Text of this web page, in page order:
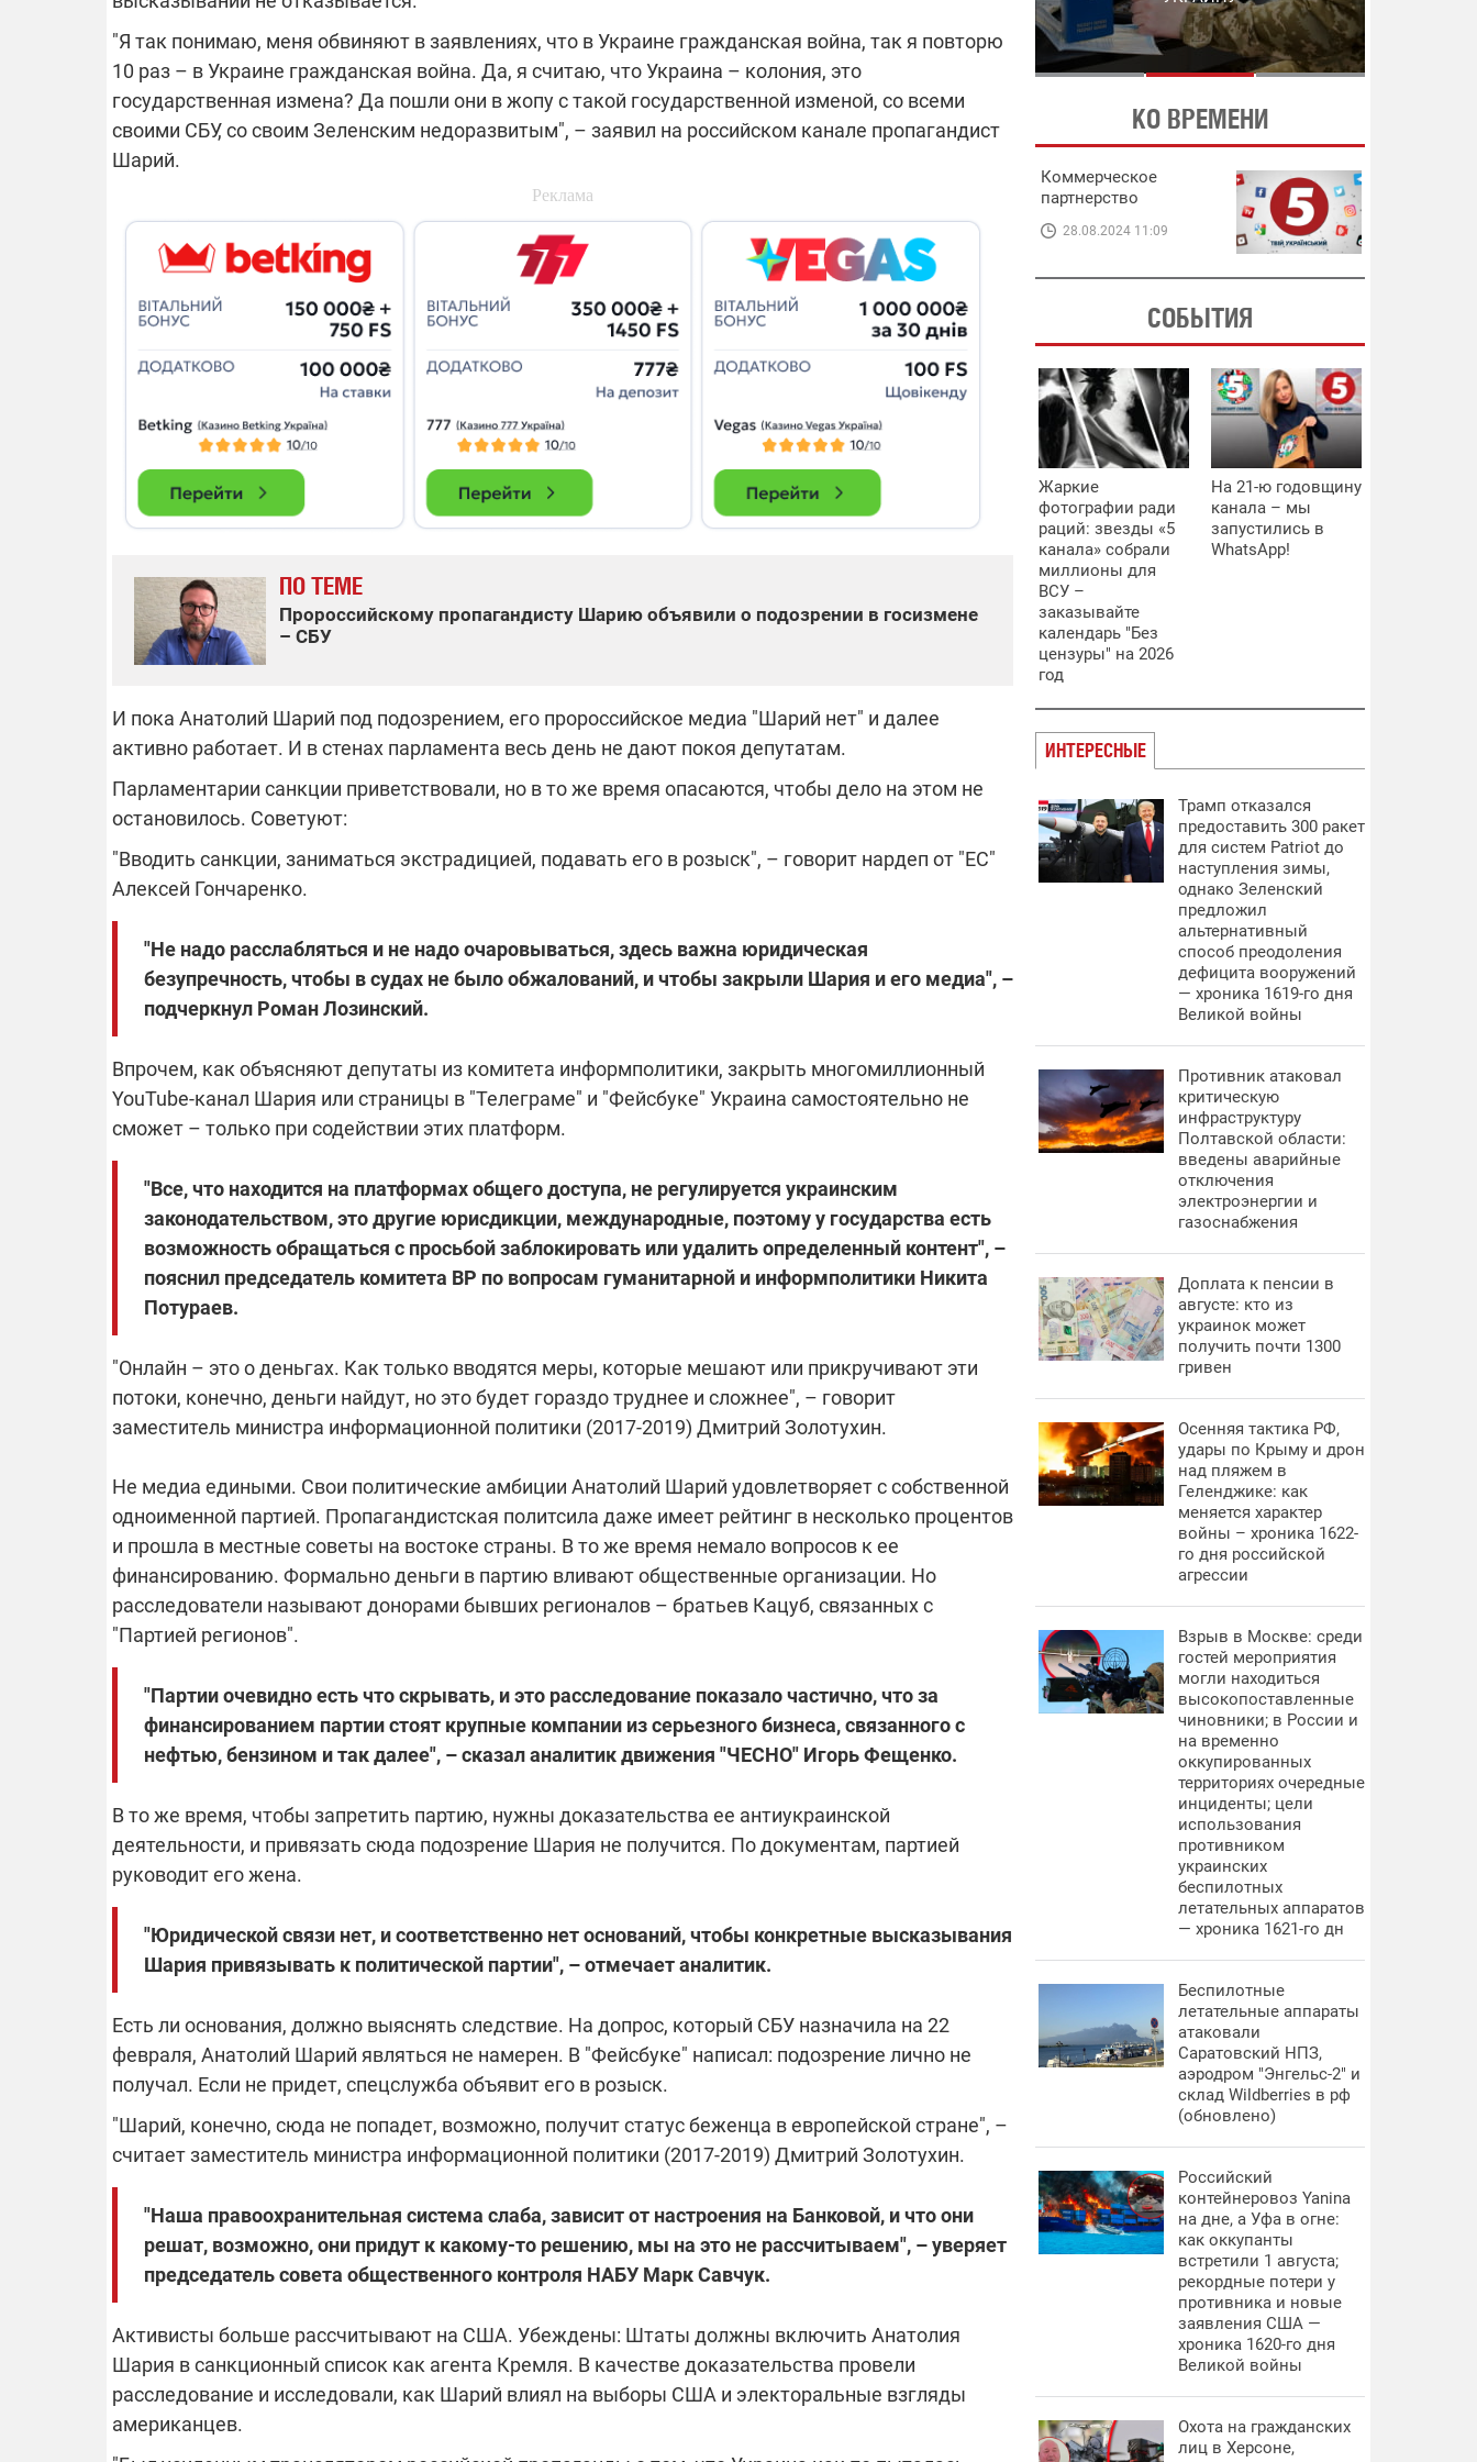
"Я так понимаю, меня обвиняют в заявлениях, что в Украине гражданская война, так я повторю
10 раз – в Украине гражданская война. Да, я считаю, что Украина – колония, это
государственная измена? Да пошли они в жопу с такой государственной изменой, со всеми
своими СБУ, со своим Зеленским недоразвитым", – заявил на российском канале пропагандист
Шарий.
ПО ТЕМЕ
Пророссийскому пропагандисту Шарию объявили о подозрении в госизмене
– СБУ
И пока Анатолий Шарий под подозрением, его пророссийское медиа "Шарий нет" и далее
активно работает. И в стенах парламента весь день не дают покоя депутатам.
Парламентарии санкции приветствовали, но в то же время опасаются, чтобы дело на этом не
остановилось. Советуют:
"Вводить санкции, заниматься экстрадицией, подавать его в розыск", – говорит нардеп от "ЕС"
Алексей Гончаренко.
"Не надо расслабляться и не надо очаровываться, здесь важна юридическая
безупречность, чтобы в судах не было обжалований, и чтобы закрыли Шария и его медиа", –
подчеркнул Роман Лозинский.
Впрочем, как объясняют депутаты из комитета информполитики, закрыть многомиллионный
YouTube-канал Шария или страницы в "Телеграме" и "Фейсбуке" Украина самостоятельно не
сможет – только при содействии этих платформ.
"Все, что находится на платформах общего доступа, не регулируется украинским
законодательством, это другие юрисдикции, международные, поэтому у государства есть
возможность обращаться с просьбой заблокировать или удалить определенный контент", –
пояснил председатель комитета ВР по вопросам гуманитарной и информполитики Никита
Потураев.
"Онлайн – это о деньгах. Как только вводятся меры, которые мешают или прикручивают эти
потоки, конечно, деньги найдут, но это будет гораздо труднее и сложнее", – говорит
заместитель министра информационной политики (2017-2019) Дмитрий Золотухин.
Не медиа едиными. Свои политические амбиции Анатолий Шарий удовлетворяет с собственной
одноименной партией. Пропагандистская политсила даже имеет рейтинг в несколько процентов
и прошла в местные советы на востоке страны. В то же время немало вопросов к ее
финансированию. Формально деньги в партию вливают общественные организации. Но
расследователи называют донорами бывших регионалов – братьев Кацуб, связанных с
"Партией регионов".
"Партии очевидно есть что скрывать, и это расследование показало частично, что за
финансированием партии стоят крупные компании из серьезного бизнеса, связанного с
нефтью, бензином и так далее", – сказал аналитик движения "ЧЕСНО" Игорь Фещенко.
В то же время, чтобы запретить партию, нужны доказательства ее антиукраинской
деятельности, и привязать сюда подозрение Шария не получится. По документам, партией
руководит его жена.
"Юридической связи нет, и соответственно нет оснований, чтобы конкретные высказывания
Шария привязывать к политической партии", – отмечает аналитик.
Есть ли основания, должно выяснять следствие. На допрос, который СБУ назначила на 22
февраля, Анатолий Шарий являться не намерен. В "Фейсбуке" написал: подозрение лично не
получал. Если не придет, спецслужба объявит его в розыск.
"Шарий, конечно, сюда не попадет, возможно, получит статус беженца в европейской стране", –
считает заместитель министра информационной политики (2017-2019) Дмитрий Золотухин.
"Наша правоохранительная система слаба, зависит от настроения на Банковой, и что они
решат, возможно, они придут к какому-то решению, мы на это не рассчитываем", – уверяет
председатель совета общественного контроля НАБУ Марк Савчук.
Активисты больше рассчитывают на США. Убеждены: Штаты должны включить Анатолия
Шария в санкционный список как агента Кремля. В качестве доказательства провели
расследование и исследовали, как Шарий влиял на выборы США и электоральные взгляды
американцев.
В ЭНЕРГЕТИКЕ
ЭНЕРГЕТИКЕ
КО ВРЕМЕНИ
Коммерческое
партнерство
28.08.2024 11:09
СОБЫТИЯ
Жаркие
фотографии ради
раций: звезды «5
канала» собрали
миллионы для
ВСУ –
заказывайте
календарь "Без
цензуры" на 2026
год
На 21-ю годовщину
канала – мы
запустились в
WhatsApp!
ИНТЕРЕСНЫЕ
Трамп отказался
предоставить 300 ракет
для систем Patriot до
наступления зимы,
однако Зеленский
предложил
альтернативный
способ преодоления
дефицита вооружений
— хроника 1619-го дня
Великой войны
Противник атаковал
критическую
инфраструктуру
Полтавской области:
введены аварийные
отключения
электроэнергии и
газоснабжения
Доплата к пенсии в
августе: кто из
украинок может
получить почти 1300
гривен
Осенняя тактика РФ,
удары по Крыму и дрон
над пляжем в
Геленджике: как
меняется характер
войны – хроника 1622-
го дня российской
агрессии
Взрыв в Москве: среди
гостей мероприятия
могли находиться
высокопоставленные
чиновники; в России и
на временно
оккупированных
территориях очередные
инциденты; цели
использования
противником
украинских
беспилотных
летательных аппаратов
— хроника 1621-го дн
Беспилотные
летательные аппараты
атаковали
Саратовский НПЗ,
аэродром "Энгельс-2" и
склад Wildberries в рф
(обновлено)
Российский
контейнеровоз Yanina
на дне, а Уфа в огне:
как оккупанты
встретили 1 августа;
рекордные потери у
противника и новые
заявления США —
хроника 1620-го дня
Великой войны
Охота на гражданских
лиц в Херсоне,